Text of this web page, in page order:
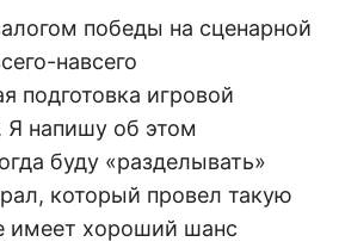
победы на сценарной
навсего
подготовка игровой
Я напишу об этом
буду «разделывать»
который провел такую
имеет хороший шанс